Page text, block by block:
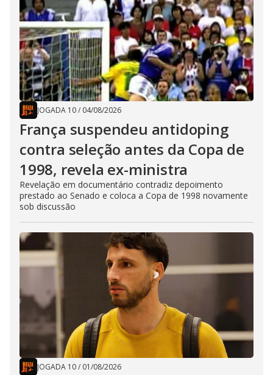
JOGADA 10/ 04/08/2026
França suspendeu antidoping
contra seleção antes da Copa de
1998, revela ex-ministra
Revelação em documentário contradiz depoimento
prestado ao Senado e coloca a Copa de 1998 novamente
sob discussão
JOGADA 10/ 01/08/2026